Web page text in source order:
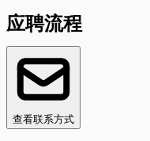
应聘流程
查看联系方式